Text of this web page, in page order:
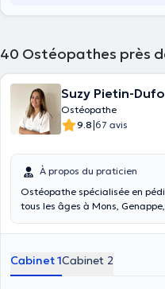
40 Ostéopathes près
Suzy Pietin-
Ostéopathe
9.8|67 avis
À propos du praticien
Ostéopathe spécialisée en
tous les âges à Mons,
Cabinet 1Cabinet 2